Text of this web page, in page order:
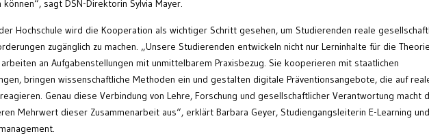
können“, sagt DSN-Direktorin Sylvia Mayer.
Hochschule wird die Kooperation als wichtiger Schritt gesehen, um Studierenden reale
zugänglich zu machen. „Unsere Studierenden entwickeln nicht nur Lerninhalte für die
an Aufgabenstellungen mit unmittelbarem Praxisbezug. Sie kooperieren mit staatlichen
bringen wissenschaftliche Methoden ein und gestalten digitale Präventionsangebote, die auf
Genau diese Verbindung von Lehre, Forschung und gesellschaftlicher Verantwortung macht
Mehrwert dieser Zusammenarbeit aus“, erklärt Barbara Geyer, Studiengangsleiterin E-Learning und